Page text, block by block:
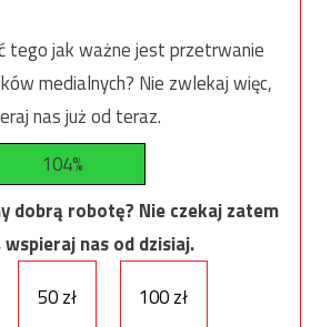
tego jak ważne jest przetrwanie
medialnych? Nie zwlekaj więc,
nas już od teraz.
104%
dobrą robotę? Nie czekaj zatem
nas od dzisiaj.
50 zł 100 zł